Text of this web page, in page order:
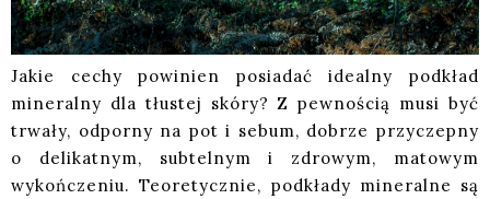
Jakie cechy powinien posiadać idealny podkład
mineralny dla tłustej skóry? Z pewnością musi być
trwały, odporny na pot i sebum, dobrze przyczepny
o delikatnym, subtelnym i zdrowym, matowym
wykończeniu. Teoretycznie, podkłady mineralne są